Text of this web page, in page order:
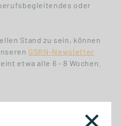
oder
Stand zu sein, können
GSRN-Newsletter
etwa alle 6 - 8 Wochen.